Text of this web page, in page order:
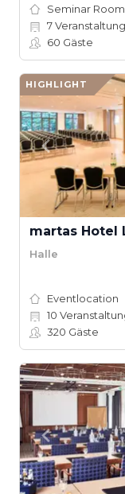
Seminar Room
7
60 Gäste
HIGHLIGHT
Halle
Eventlocation
10
320 Gäste